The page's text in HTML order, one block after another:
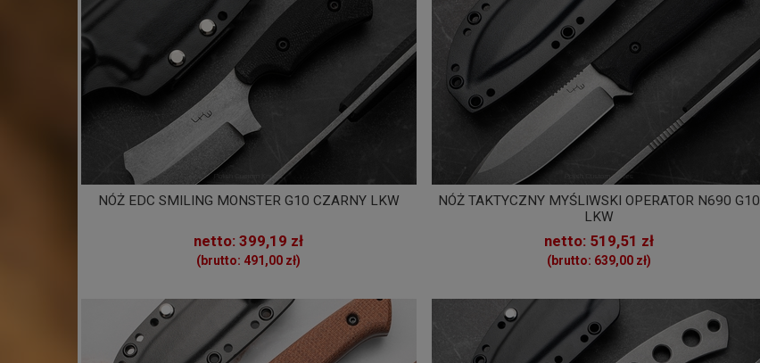
NÓŻ EDC SMILING MONSTER G10 CZARNY LKW
netto: 399,19 zł
(brutto: 491,00 zł)
NÓŻ TAKTYCZNY MYŚLIWSKI OPERATOR N690 G10
LKW
netto: 519,51 zł
(brutto: 639,00 zł)